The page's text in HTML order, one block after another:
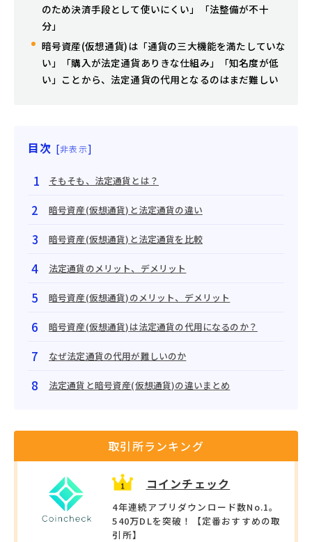
のため決済手段として使いにくい」「法整備が不十
分」
暗号資産(仮想通貨)は「通貨の三大機能を満たしていな
い」「購入が法定通貨ありきな仕組み」「知名度が低
い」ことから、法定通貨の代用となるのはまだ難しい
目次 [非表示]
そもそも、法定通貨とは？
暗号資産(仮想通貨)と法定通貨の違い
暗号資産(仮想通貨)と法定通貨を比較
法定通貨のメリット、デメリット
暗号資産(仮想通貨)のメリット、デメリット
暗号資産(仮想通貨)は法定通貨の代用になるのか？
なぜ法定通貨の代用が難しいのか
法定通貨と暗号資産(仮想通貨)の違いまとめ
取引所ランキング
コインチェック
4年連続アプリダウンロード数No.1。
540万DLを突破！【定番おすすめの取
引所】